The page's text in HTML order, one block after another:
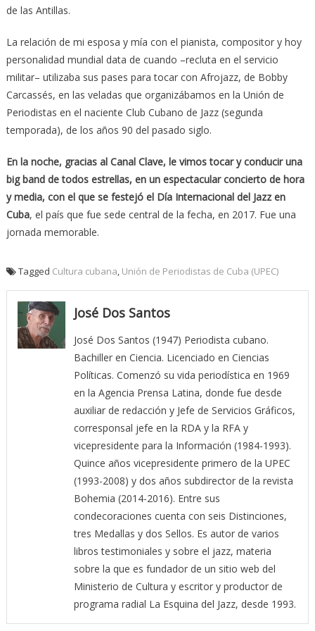
de las Antillas.
La relación de mi esposa y mía con el pianista, compositor y hoy
personalidad mundial data de cuando –recluta en el servicio
militar– utilizaba sus pases para tocar con Afrojazz, de Bobby
Carcassés, en las veladas que organizábamos en la Unión de
Periodistas en el naciente Club Cubano de Jazz (segunda
temporada), de los años 90 del pasado siglo.
En la noche, gracias al Canal Clave, le vimos tocar y conducir una
big band de todos estrellas, en un espectacular concierto de hora
y media, con el que se festejó el Día Internacional del Jazz en
Cuba, el país que fue sede central de la fecha, en 2017. Fue una
jornada memorable.
Tagged Cultura cubana Unión de Periodistas de Cuba (UPEC)
José Dos Santos
José Dos Santos (1947) Periodista cubano.
Bachiller en Ciencia. Licenciado en Ciencias
Políticas. Comenzó su vida periodística en 1969
en la Agencia Prensa Latina, donde fue desde
auxiliar de redacción y Jefe de Servicios Gráficos,
corresponsal jefe en la RDA y la RFA y
vicepresidente para la Información (1984-1993).
Quince años vicepresidente primero de la UPEC
(1993-2008) y dos años subdirector de la revista
Bohemia (2014-2016). Entre sus
condecoraciones cuenta con seis Distinciones,
tres Medallas y dos Sellos. Es autor de varios
libros testimoniales y sobre el jazz, materia
sobre la que es fundador de un sitio web del
Ministerio de Cultura y escritor y productor de
programa radial La Esquina del Jazz, desde 1993.